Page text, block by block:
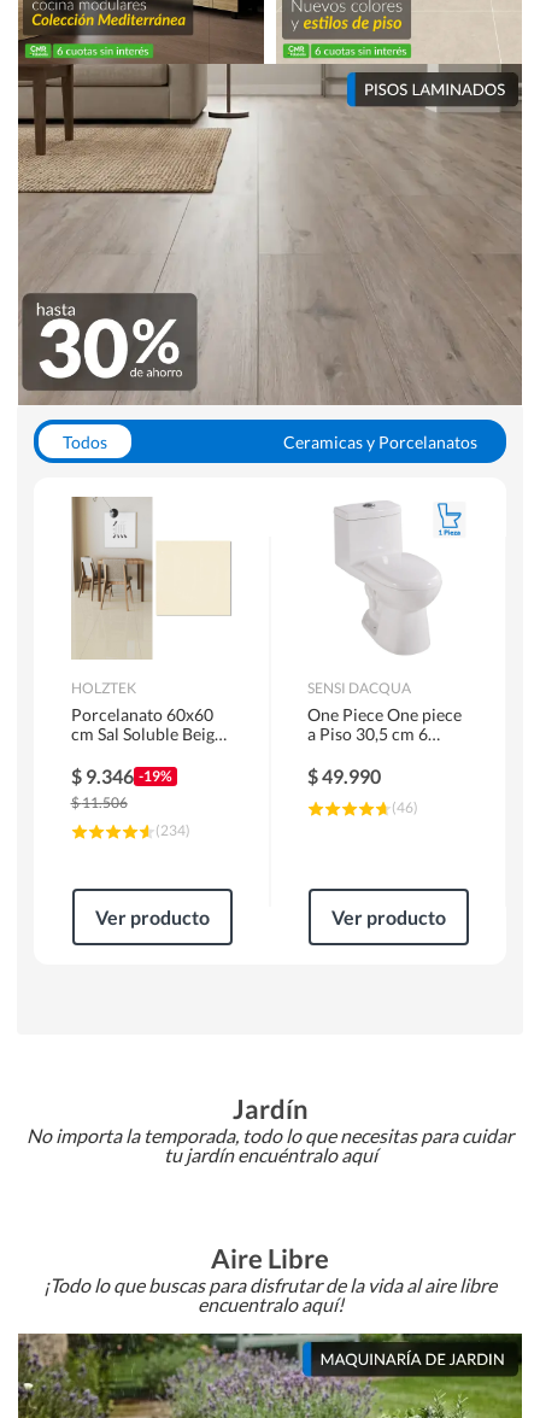
Todos
Ceramicas y Porcelanatos
WC y Sanitarios
Pisos Flotantes y Laminados
Pinturas
HOLZTEK
Porcelanato 60x60
cm Sal Soluble Beige
$ 9.346 -19%
$11.506
(234)
Ver producto
SENSI DACQUA
One Piece One piece
a Piso 30,5 cm 6
$49.990
(46)
Ver producto
Jardín
No importa la temporada, todo lo que necesitas para cuidar
tu jardín encuéntralo aquí
Aire Libre
¡Todo lo que buscas para disfrutar de la vida al aire libre
encuentralo aquí!